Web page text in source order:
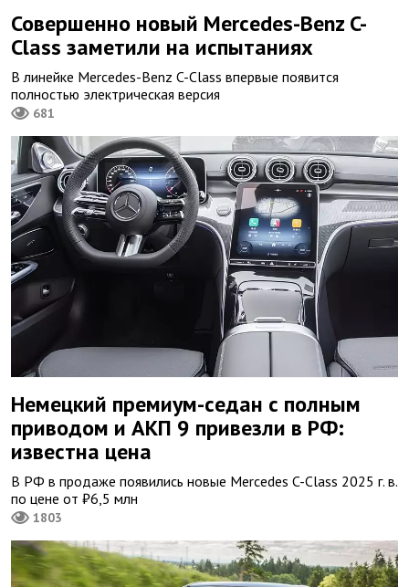
Совершенно новый Mercedes-Benz C-
Class заметили на испытаниях
В линейке Mercedes-Benz C-Class впервые появится
полностью электрическая версия
681
Немецкий премиум-седан с полным
приводом и АКП 9 привезли в РФ:
известна цена
В РФ в продаже появились новые Mercedes C-Сlass 2025 г. в.
по цене от ₽6,5 млн
1803